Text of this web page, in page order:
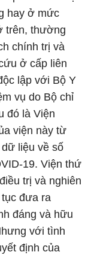
hay ở mức
trên, thường
chính trị và
ở cấp liên
lập với Bộ Y
vụ do Bộ chỉ
đó là Viện
viện này từ
liệu về số
19. Viện thứ
trị và nghiên
đưa ra
đáng và hữu
với tình
định của